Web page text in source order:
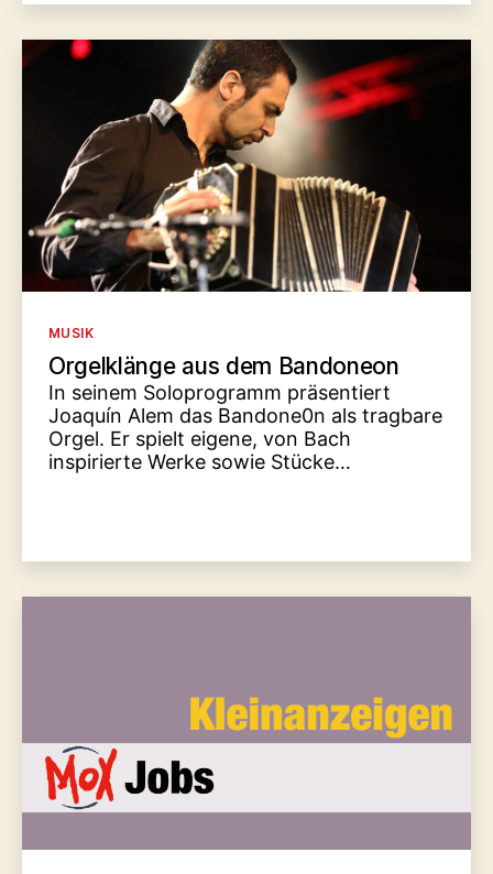
Kategorien
MUSIK
Orgelklänge aus dem Bandoneon
In seinem Soloprogramm präsentiert
Joaquín Alem das Bandone0n als tragbare
Orgel. Er spielt eigene, von Bach
inspirierte Werke sowie Stücke…